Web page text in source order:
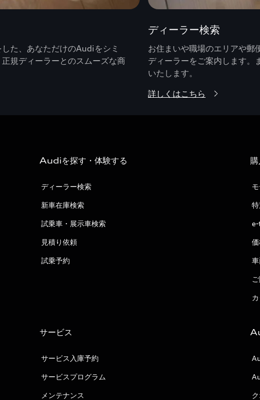
た、あなただけのAudiをシミ
規ディーラーとのスムーズな商
ディーラー検索
お住まいや職場のエリアや郵
ディーラーをご案内します。
いたします。
詳しくはこちら
Audiを探す・体験する
ディーラー検索
新車在庫検索
試乗車・展示車検索
見積り依頼
試乗予約
e-
サービス
サービス入庫予約
サービスプログラム
メンテナンス